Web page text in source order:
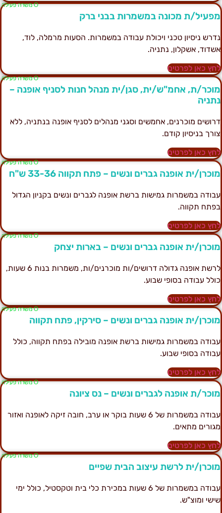
Ο משרה פעילה
ת מכונה במשמרות בבני ברק
ניסיון טכני ויכולת עבודה במשמרות. הסעות מרמלה, לוד,
אשקלון, נתניה.
כאן לפרטים
Ο משרה פעילה
ת, אחמ"ש/ית, סגן/ית מנהל חנות לסניף אופנה –
מוכרנים, אחמשים וסגני מנהלים לסניף אופנה בנתניה, ללא
בניסיון קודם.
כאן לפרטים
Ο משרה פעילה
ית אופנה גברים ונשים – פתח תקווה 33-36 ש"ח
במשמרות גמישות ברשת אופנה לגברים ונשים בקניון הגדול
תקווה.
כאן לפרטים
Ο משרה פעילה
ית אופנה גברים ונשים – בארות יצחק
לרשת אופנה גדולה דרושים/ות מוכרנים/ות, משמרות בנות 6 שעות,
עבודה בסופי שבוע.
כאן לפרטים
Ο משרה פעילה
ית אופנה גברים ונשים – סירקין, פתח תקווה
במשמרות גמישות ברשת אופנה מובילה בפתח תקווה, כולל
בסופי שבוע.
כאן לפרטים
Ο משרה פעילה
ת אופנה לגברים ונשים – נס ציונה
עבודה במשמרות של 6 שעות בוקר או ערב, חובה זיקה לאופנה ואזור
מתאים.
כאן לפרטים
Ο משרה פעילה
ית לרשת עיצוב הבית שפיים
עבודה במשמרות של 6 שעות במכירת כלי בית וטקסטיל, כולל ימי
ומוצ"ש.